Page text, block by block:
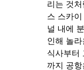
리는 것
스 스카
널 내에
인해 놀
식사부터
까지 공